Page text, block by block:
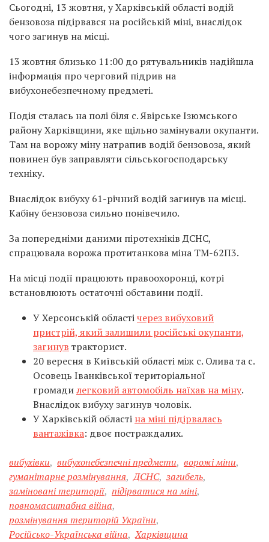
Сьогодні, 13 жовтня, у Харківській області водій
бензовоза підірвався на російській міні, внаслідок
чого загинув на місці.
13 жовтня близько 11:00 до рятувальників надійшла
інформація про черговий підрив на
вибухонебезпечному предметі.
Подія сталась на полі біля с. Явірське Ізюмського
району Харківщини, яке щільно замінували окупанти.
Там на ворожу міну натрапив водій бензовоза, який
повинен був заправляти сільськогосподарську
техніку.
Внаслідок вибуху 61-річний водій загинув на місці.
Кабіну бензовоза сильно понівечило.
За попередніми даними піротехніків ДСНС,
спрацювала ворожа протитанкова міна ТМ-62П3.
На місці події працюють правоохоронці, котрі
встановлюють остаточні обставини події.
У Херсонській областічерез вибуховий
пристрій, який залишили російські окупанти,
загинув тракторист.
20 вересня в Київській області між с. Олива та с.
Осовець Іванківської територіальної
громадилегковий автомобіль наїхав на міну.
Внаслідок вибуху загинув чоловік.
У Харківській області на міні підірвалась
вантажівка: двоє постраждалих.
вибухівки, вибухонебезпечні предмети, ворожі міни,
гуманітарне розмінування, ДСНС, загибель,
заміновані території, підірватися на міні,
повномасштабна війна,
розмінування територій України,
Російсько-Українська війна, Харківщина